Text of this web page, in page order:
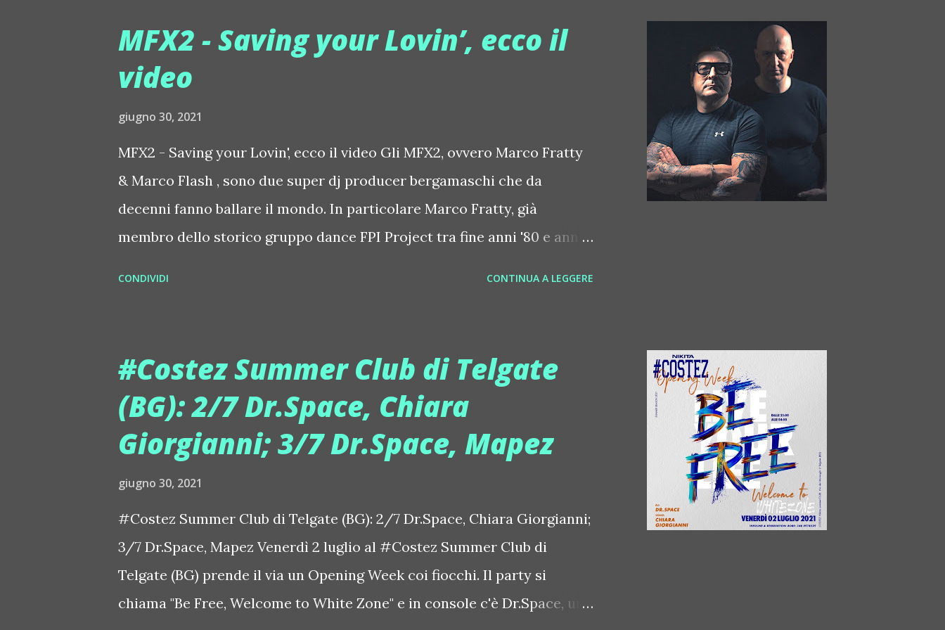
un'atmosfera anacronistica, surreale, intrigante e maliziosa.. tutto
questo è Circo Revolution, che al The Singer di Milano l'8 luglio va in
intrattenimento con qualche bella performance d'impatto a fare da
cornice. E' e sarà sempre uno show evolutivo, ricco di emozioni e
ispirato ai ...
MFX2 - Saving your Lovin’, ecco il
video
giugno 30, 2021
MFX2 - Saving your Lovin', ecco il video Gli MFX2, ovvero Marco Fratty
& Marco Flash , sono due super dj producer bergamaschi che da
decenni fanno ballare il mondo. In particolare Marco Fratty, già
membro dello storico gruppo dance FPI Project tra fine anni '80 e anni
Sledge del capolavoro creato e prodotto dagli Chic, in questi giorni
stanno pubblicando il loro singolo, un brano originale, "Saving your
Lovin' ". Il brano si ispira sempre al sound degli anni 70' con una voce
strepitosa, dinamica e coinvolgente. "E' quella di Molly Morgan, che non
è famosa, ma noi è piaciuta subito tantissimo", spiegano gli MFX2.
"Abbi...
CONDIVIDI CONTINUA A LEGGERE
#Costez Summer Club di Telgate
(BG): 2/7 Dr.Space, Chiara
Giorgianni; 3/7 Dr.Space, Mapez
giugno 30, 2021
#Costez Summer Club di Telgate (BG): 2/7 Dr.Space, Chiara Giorgianni;
3/7 Dr.Space, Mapez Venerdì 2 luglio al #Costez Summer Club di
Telgate (BG) prende il via un Opening Week coi fiocchi. Il party si
chiama "Be Free, Welcome to White Zone" e in console c'è Dr.Space, un